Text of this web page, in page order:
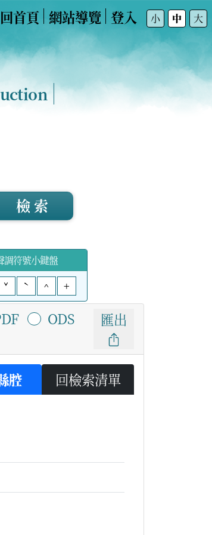
回首頁 網站導覽 登入 小 中 大
檢 索
調符號小鍵盤
ˇ ˋ ^ +
ODS 匯出
腔 回檢索清單